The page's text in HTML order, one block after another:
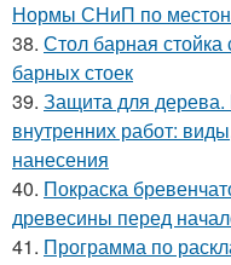
Нормы СНиП по
38. Стол барная
барных стоек
39. Защита для дерева.
внутренних работ:
нанесения
40. Покраска
древесины перед
41. Программа по